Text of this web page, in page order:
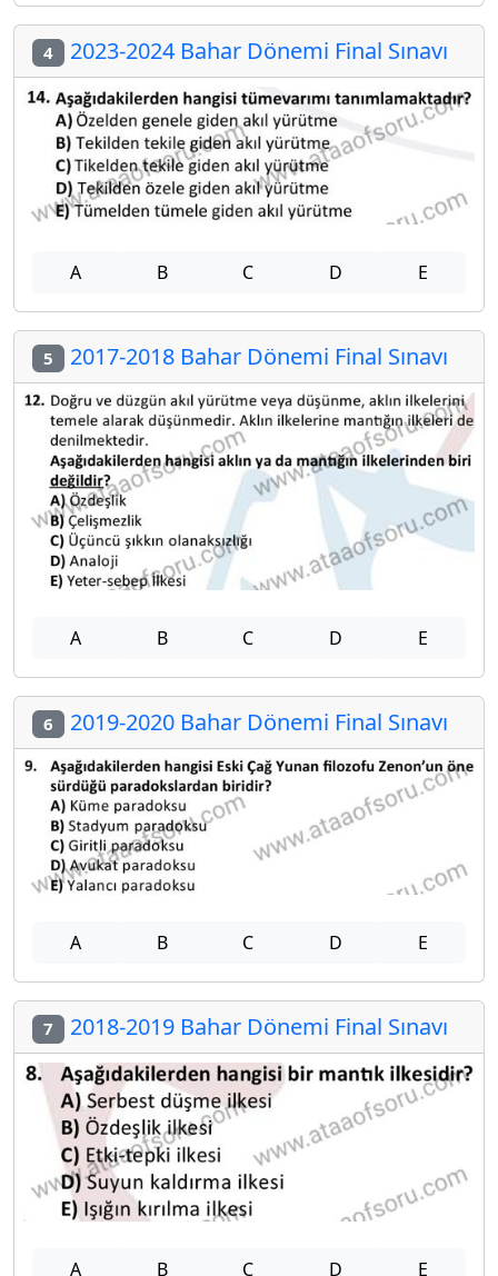
4 2023-2024 Bahar Dönemi Final Sınavı
A B C D E
5 2017-2018 Bahar Dönemi Final Sınavı
A B C D E
6 2019-2020 Bahar Dönemi Final Sınavı
A B C D E
7 2018-2019 Bahar Dönemi Final Sınavı
A B C D E